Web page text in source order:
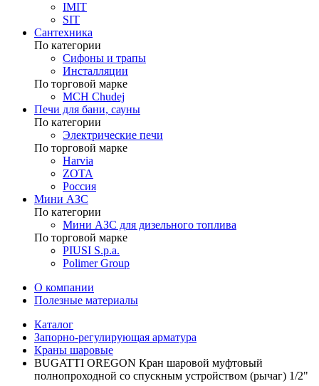
IMIT
SIT
Сантехника
По категории
Сифоны и трапы
Инсталляции
По торговой марке
MCH Chudej
Печи для бани, сауны
По категории
Электрические печи
По торговой марке
Harvia
ZOTA
Россия
Мини АЗС
По категории
Мини АЗС для дизельного топлива
По торговой марке
PIUSI S.p.a.
Polimer Group
О компании
Полезные материалы
Каталог
Запорно-регулирующая арматура
Краны шаровые
BUGATTI OREGON Кран шаровой муфтовый
полнопроходной со спускным устройством (рычаг) 1/2"